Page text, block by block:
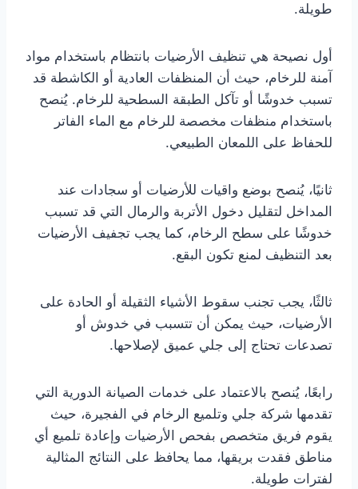
طويلة.
أول نصيحة هي تنظيف الأرضيات بانتظام باستخدام مواد
آمنة للرخام، حيث أن المنظفات العادية أو الكاشطة قد
تسبب خدوشًا أو تآكل الطبقة السطحية للرخام. يُنصح
باستخدام منظفات مخصصة للرخام مع الماء الفاتر
للحفاظ على اللمعان الطبيعي.
ثانيًا، يُنصح بوضع واقيات للأرضيات أو سجادات عند
المداخل لتقليل دخول الأتربة والرمال التي قد تسبب
خدوشًا على سطح الرخام، كما يجب تجفيف الأرضيات
بعد التنظيف لمنع تكون البقع.
ثالثًا، يجب تجنب سقوط الأشياء الثقيلة أو الحادة على
الأرضيات، حيث يمكن أن تتسبب في خدوش أو
تصدعات تحتاج إلى جلي عميق لإصلاحها.
رابعًا، يُنصح بالاعتماد على خدمات الصيانة الدورية التي
تقدمها شركة جلي وتلميع الرخام في الفجيرة، حيث
يقوم فريق متخصص بفحص الأرضيات وإعادة تلميع أي
مناطق فقدت بريقها، مما يحافظ على النتائج المثالية
لفترات طويلة.